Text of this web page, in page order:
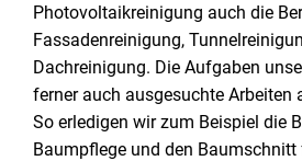
Photovoltaikreinigung auch die
Fassadenreinigung,
Dachreinigung. Die Aufgaben
ferner auch ausgesuchte Arbeiten
So erledigen wir zum Beispiel die
Baumpflege und den Baumschnitt